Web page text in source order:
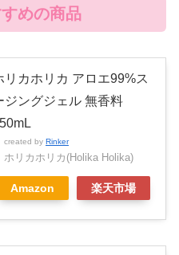
めの商品
リカホリカ アロエ99%ス
ジングジェル 無香料
created by Rinker
ホリカホリカ(Holika Holika)
Amazon 楽天市場